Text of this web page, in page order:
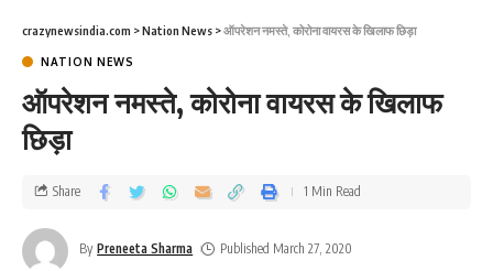
crazynewsindia.com >Nation News >ऑपरेशन नमस्ते, कोरोना वायरस के खिलाफ छिड़ा
NATION NEWS
ऑपरेशन नमस्ते, कोरोना वायरस के खिलाफ
छिड़ा
By Preneeta Sharma Published March 27, 2020
Share 1 Min Read